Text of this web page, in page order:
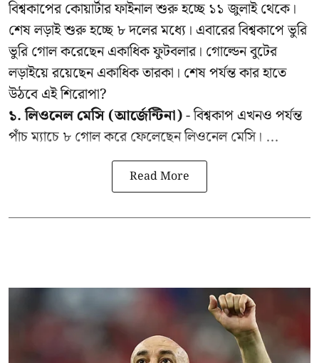
বিশ্বকাপের কোয়ার্টার ফাইনাল শুরু হচ্ছে ১১ জুলাই থেকে।
শেষ লড়াই শুরু হচ্ছে ৮ দলের মধ্যে। এবারের বিশ্বকাপে ভুরি
ভুরি গোল করেছেন একাধিক ফুটবলার। গোল্ডেন বুটের
লড়াইয়ে রয়েছেন একাধিক তারকা। শেষ পর্যন্ত কার হাতে
উঠবে এই শিরোপা?
১. লিওনেল মেসি (আর্জেন্টিনা)- বিশ্বকাপ এখনও পর্যন্ত
পাঁচ ম্যাচে ৮ গোল করে ফেলেছেন লিওনেল মেসি। ...
Read More